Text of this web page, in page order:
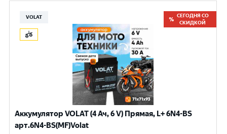
VOLAT
СЕГОДНЯ СО
СКИДКОЙ
Аккумулятор VOLAT (4 Ач, 6 V) Прямая, L+ 6N4-BS
арт.6N4-BS(MF)Volat